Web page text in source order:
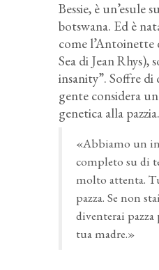
Bessie, è un’esule
botswana. Ed è
come l’Antoinette
Sea di Jean
insanity”. Soffre di
gente considera
genetica alla pazzia.
«Abbiamo un
completo su di
molto attenta.
pazza. Se non
diventerai
tua madre.»